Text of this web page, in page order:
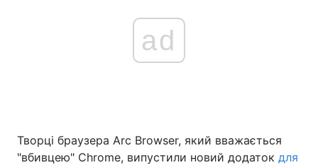
Головна Війна
ad
Творці браузера Arc Browser, який вважається
"вбивцею" Chrome, випустили новий додаток для